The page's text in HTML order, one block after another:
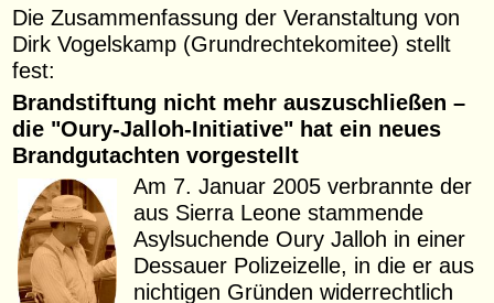
Die Zusammenfassung der Veranstaltung von
Dirk Vogelskamp (Grundrechtekomitee) stellt
fest:
Brandstiftung nicht mehr auszuschließen –
die "Oury-Jalloh-Initiative" hat ein neues
Brandgutachten vorgestellt
Am 7. Januar 2005 verbrannte der
aus Sierra Leone stammende
Asylsuchende Oury Jalloh in einer
Dessauer Polizeizelle, in die er aus
nichtigen Gründen widerrechtlich